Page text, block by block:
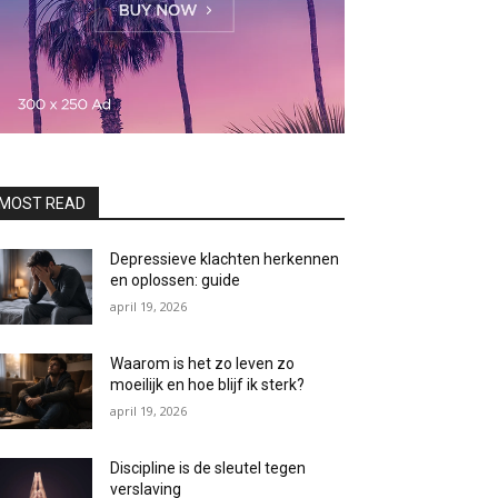
READ
Depressieve klachten herkennen
en oplossen: guide
april 19, 2026
Waarom is het zo leven zo
moeilijk en hoe blijf ik sterk?
april 19, 2026
Discipline is de sleutel tegen
verslaving